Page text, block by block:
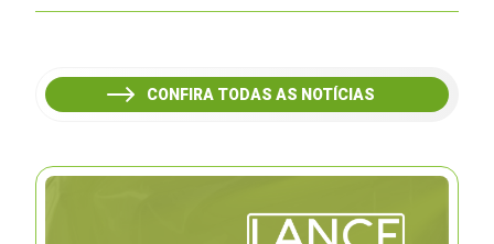
inclui a pecuária entre os setores estratégicos
CONFIRA TODAS AS NOTÍCIAS